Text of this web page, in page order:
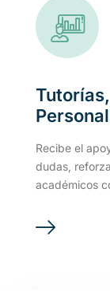
Recibe el
dudas,
académicos